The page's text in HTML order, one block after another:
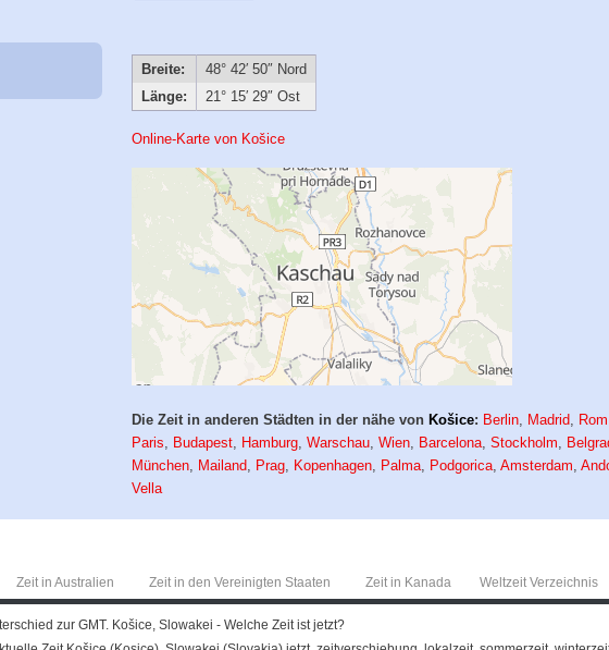
Breite:
48° 42′ 50″ Nord
Länge:
21° 15′ 29″ Ost
Online-Karte von Košice
Die Zeit in anderen Städten in der nähe von Košice: Berlin, Madrid, Rom
Paris, Budapest, Hamburg,Warschau,Wien, Barcelona,Stockholm,
München, Mailand, Prag, Kopenhagen, Palma, Podgorica,Amsterdam,
Vella
Zeit in Australien Zeit in den Vereinigten Staaten Zeit in Kanada Weltzeit Verzeichnis
zur GMT. Košice, Slowakei - Welche Zeit ist jetzt?